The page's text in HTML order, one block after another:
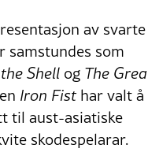
av svarte
samstundes som
Shell og The
Iron Fist har valt
til aust-asiatiske
skodespelarar.